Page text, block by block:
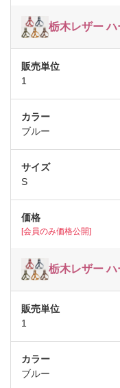
栃木レザー
1
ブルー
S
[会員のみ価格公開]
栃木レザー ハ
1
ブルー